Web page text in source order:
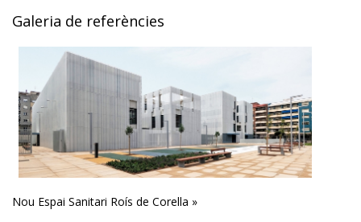
Galeria de referències
Nou Espai Sanitari Roís de Corella »